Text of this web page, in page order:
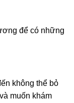
để có những
không thể bỏ
và muốn khám